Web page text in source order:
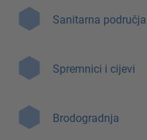
Sanitarna područja
Spremnici i cijevi
Brodogradnja